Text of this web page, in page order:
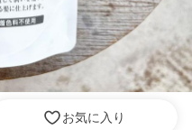
お気に入り